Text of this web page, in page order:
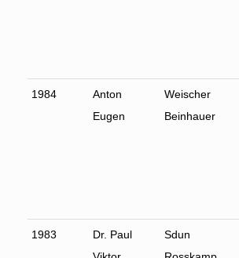
1984
Anton
Eugen
Weischer
Beinhauer
1983
Dr. Paul
Sdun